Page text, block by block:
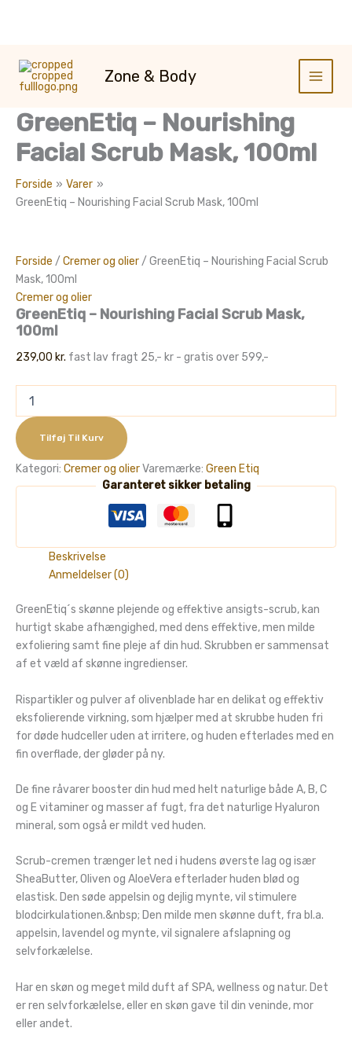
indholdet
Zone & Body
GreenEtiq – Nourishing
Facial Scrub Mask, 100ml
Forside
Varer
GreenEtiq – Nourishing Facial Scrub Mask, 100ml
Forside / Cremer og olier/ GreenEtiq – Nourishing Facial Scrub
Mask, 100ml
Cremer og olier
GreenEtiq – Nourishing Facial Scrub Mask,
100ml
239,00 kr. fast lav fragt 25,- kr - gratis over 599,-
Nourishing
Facial
Scrub
Mask,
100ml
Tilføj Til Kurv
Kategori: Cremer og olierVaremærke: Green Etiq
Garanteret sikker betaling
Beskrivelse
Anmeldelser (0)
GreenEtiq´s skønne plejende og effektive ansigts-scrub, kan
hurtigt skabe afhængighed, med dens effektive, men milde
exfoliering samt fine pleje af din hud. Skrubben er sammensat
af et væld af skønne ingredienser.
Rispartikler og pulver af olivenblade har en delikat og effektiv
eksfolierende virkning, som hjælper med at skrubbe huden fri
for døde hudceller uden at irritere, og huden efterlades med en
fin overflade, der gløder på ny.
De fine råvarer booster din hud med helt naturlige både A, B, C
og E vitaminer og masser af fugt, fra det naturlige Hyaluron
mineral, som også er mildt ved huden.
Scrub-cremen trænger let ned i hudens øverste lag og især
SheaButter, Oliven og AloeVera efterlader huden blød og
elastisk. Den søde appelsin og dejlig mynte, vil stimulere
blodcirkulationen.&nbsp; Den milde men skønne duft, fra bl.a.
appelsin, lavendel og mynte, vil signalere afslapning og
selvforkælelse.
Har en skøn og meget mild duft af SPA, wellness og natur. Det
er ren selvforkælelse, eller en skøn gave til din veninde, mor
eller andet.